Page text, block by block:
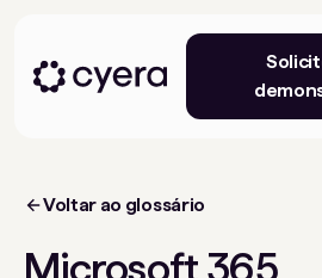
Voltar ao glossário
Microsoft 365